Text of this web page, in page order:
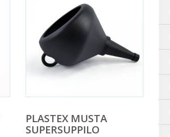
PLASTEX MUSTA
SUPERSUPPILO